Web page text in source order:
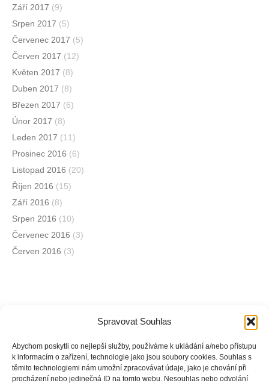
Spravovat Souhlas
Abychom poskytli co nejlepší služby, používáme k ukládání a/nebo přístupu
k informacím o zařízení, technologie jako jsou soubory cookies. Souhlas s
těmito technologiemi nám umožní zpracovávat údaje, jako je chování při
procházení nebo jedinečná ID na tomto webu. Nesouhlas nebo odvolání
Září 2017 (9)
Srpen 2017 (5)
Červenec 2017 (5)
Červen 2017 (12)
Květen 2017 (8)
Duben 2017 (8)
Březen 2017 (6)
Únor 2017 (8)
Leden 2017 (11)
Prosinec 2016 (6)
Listopad 2016 (20)
Říjen 2016 (15)
Září 2016 (8)
Srpen 2016 (10)
Červenec 2016 (3)
Červen 2016 (3)
Jsme na sociálních sítích
Facebook